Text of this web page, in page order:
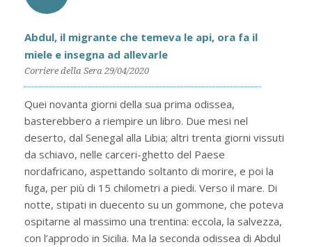
Abdul, il migrante che temeva le api, ora fa il
miele e insegna ad allevarle
Corriere della Sera 29/04/2020
Quei novanta giorni della sua prima odissea,
basterebbero a riempire un libro. Due mesi nel
deserto, dal Senegal alla Libia; altri trenta giorni vissuti
da schiavo, nelle carceri-ghetto del Paese
nordafricano, aspettando soltanto di morire, e poi la
fuga, per più di 15 chilometri a piedi. Verso il mare. Di
notte, stipati in duecento su un gommone, che poteva
ospitarne al massimo una trentina: eccola, la salvezza,
con l’approdo in Sicilia. Ma la seconda odissea di Abdul